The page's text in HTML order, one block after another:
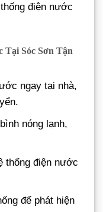
điện nước
Tại Sóc Sơn Tận
ngay tại nhà,
nóng lạnh,
thống điện nước
để phát hiện